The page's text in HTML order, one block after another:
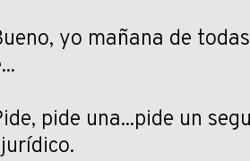
yo mañana de
pide una...pide un